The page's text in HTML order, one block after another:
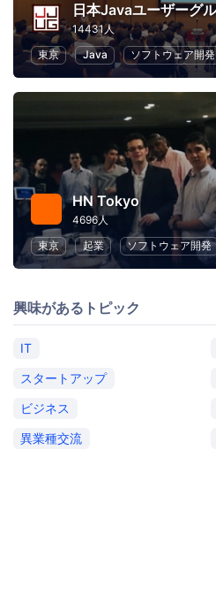
14431人
東京
Java ソフトウェア開発
HN Tokyo
4696人
東京
起業 ソフトウェア開発
興味があるトピック
IT
スタートアップ
ビジネス
異業種交流